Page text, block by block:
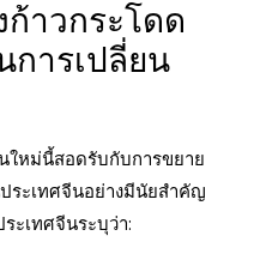
าวกระโดด
การเปลี่ยน
ใหม่นี้สอดรับกับการขยาย
ประเทศจีนอย่างมีนัยสำคัญ
ะเทศจีนระบุว่า: